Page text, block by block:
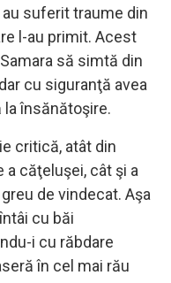
suferit traume din
l-au primit. Acest
să simtă din
cu siguranţă avea
la însănătoşire.
critică, atât din
căţeluşei, cât şi a
de vindecat. Aşa
cu băi
i cu răbdare
în cel mai rău